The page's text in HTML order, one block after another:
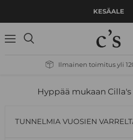
KESÄALE
Ilmainen toimitus yli
Hyppää mukaan
TUNNELMIA VUOSIEN